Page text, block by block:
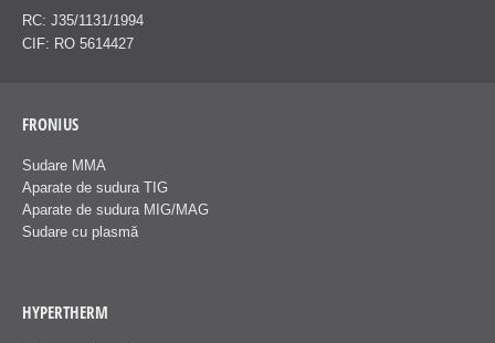
RC: J35/1131/1994
CIF: RO 5614427
FRONIUS
Sudare MMA
Aparate de sudura TIG
Aparate de sudura MIG/MAG
Sudare cu plasmă
HYPERTHERM